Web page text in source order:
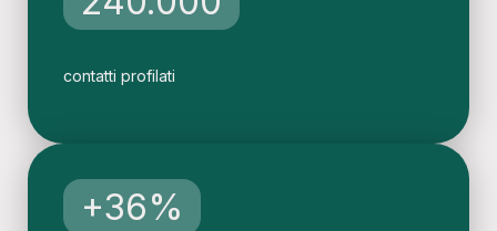
contatti profilati
+36%